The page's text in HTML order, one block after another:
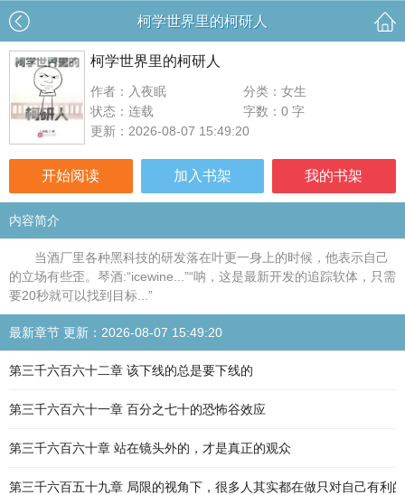
柯学世界里的柯研人
柯学世界里的柯研人
作者：入夜眠
分类：女生
状态：连载
字数：0 字
更新：2026-08-07 15:49:20
开始阅读 加入书架 我的书架
内容简介
当酒厂里各种黑科技的研发落在叶更一身上的时候，他表示自己
的立场有些歪。琴酒:“icewine...”“呐，这是最新开发的追踪软体，只需
要20秒就可以找到目标...”
最新章节 更新：2026-08-07 15:49:20
第三千六百六十二章 该下线的总是要下线的
第三千六百六十一章 百分之七十的恐怖谷效应
第三千六百六十章 站在镜头外的，才是真正的观众
第三千六百五十九章 局限的视角下，很多人其实都在做只对自己有利